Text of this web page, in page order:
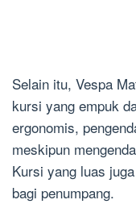
Selain itu, Vespa
kursi yang empuk
ergonomis,
meskipun
Kursi yang luas
bagi penumpang.